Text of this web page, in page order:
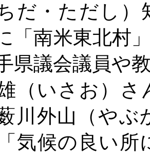
だ・ただし
「南米東北村
県議会議員や
（いさお）
川外山（やぶ
気候の良い所